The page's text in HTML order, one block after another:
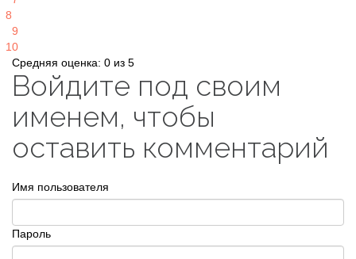
8
9
10
Средняя оценка: 0 из 5
Войдите под своим
именем, чтобы
оставить комментарий
Имя пользователя
Пароль